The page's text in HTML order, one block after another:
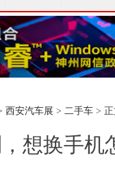
西安汽车展 > 二手车 > 正
想换手